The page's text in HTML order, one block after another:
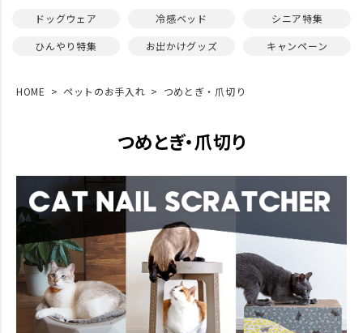
ドッグウェア 冷感ベッド
シニア特集
ひんやり特集
お出かけグッズ キャンペーン
HOME ペットのお手入れ つめとぎ・爪切り
つめとぎ・爪切り